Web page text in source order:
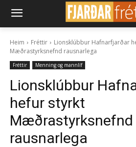
Heim Fréttir
Lionsklúbbur Hafnarfjarðar
Mæðrastyrksnefnd rausnarlega
Fréttir Menning og mannlíf
Lionsklúbbur
hefur styrkt
Mæðrastyrksnefnd
rausnarlega